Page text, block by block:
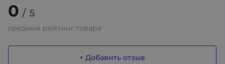
0 / 5
средний рейтинг товара
+ Добавить отзыв